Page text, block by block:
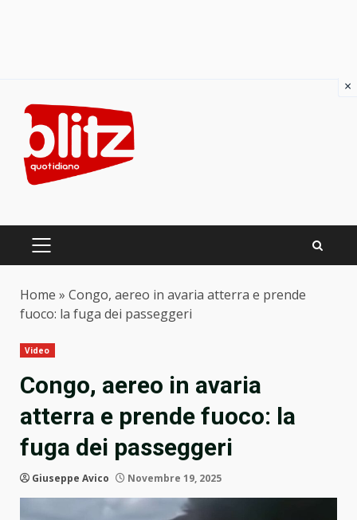
content
PRIMARY
Home » Congo, aereo in avaria atterra e prende
fuoco: la fuga dei passeggeri
Video
Congo, aereo in avaria
atterra e prende fuoco: la
fuga dei passeggeri
Giuseppe Avico Novembre 19, 2025
×